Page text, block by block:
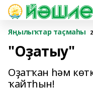
Яңылыҡтар таҫмаһы
"Оҙатыу"
Оҙатҡан һәм
ҡайтһын!